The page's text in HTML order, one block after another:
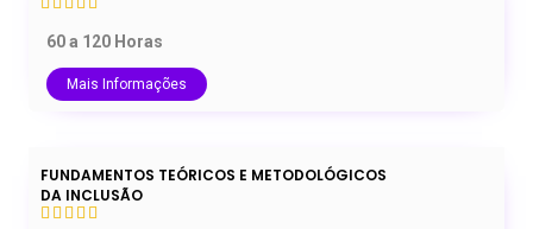
60 a 120 Horas
Mais Informações
FUNDAMENTOS TEÓRICOS E METODOLÓGICOS
DA INCLUSÃO